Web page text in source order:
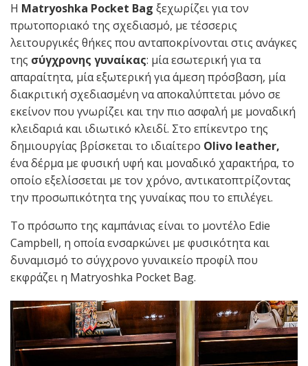
Η Matryoshka Pocket Bag ξεχωρίζει για τον
πρωτοποριακό της σχεδιασμό, με τέσσερις
λειτουργικές θήκες που ανταποκρίνονται στις ανάγκες
της σύγχρονης γυναίκας: μία εσωτερική για τα
απαραίτητα, μία εξωτερική για άμεση πρόσβαση, μία
διακριτική σχεδιασμένη να αποκαλύπτεται μόνο σε
εκείνον που γνωρίζει και την πιο ασφαλή με μοναδική
κλειδαριά και ιδιωτικό κλειδί. Στο επίκεντρο της
δημιουργίας βρίσκεται το ιδιαίτερο Olivo leather,
ένα δέρμα με φυσική υφή και μοναδικό χαρακτήρα, το
οποίο εξελίσσεται με τον χρόνο, αντικατοπτρίζοντας
την προσωπικότητα της γυναίκας που το επιλέγει.
Το πρόσωπο της καμπάνιας είναι το μοντέλο Edie
Campbell, η οποία ενσαρκώνει με φυσικότητα και
δυναμισμό το σύγχρονο γυναικείο προφίλ που
εκφράζει η Matryoshka Pocket Bag.